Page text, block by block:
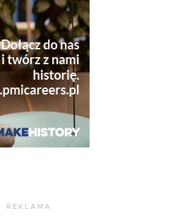
REKLAMA